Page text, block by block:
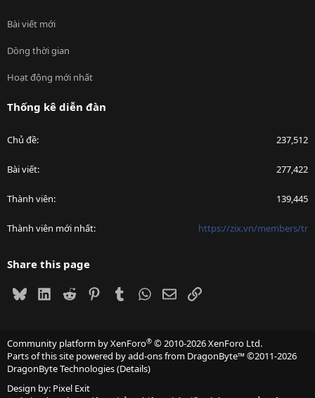
Bài viết mới
Dòng thời gian
Hoạt động mới nhất
Thống kê diễn đàn
Chủ đề 237,512
Bài viết 277,422
Thành viên 139,445
Thành viên mới nhất https://zix.vn/members/tr
Share this page
BlueskyLinkedIn
Reddit PinterestTumblrWhatsApp
EmailLink
Community platform by XenForo® © 2010-2026 XenForo Ltd.
Parts of this site powered byadd-ons from DragonByte™©2011-2026
DragonByte Technologies(Details)
Design by: Pixel Exit